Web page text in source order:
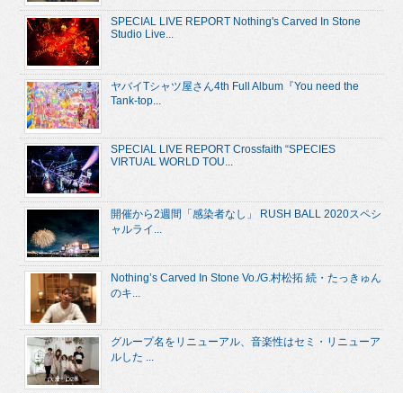
SPECIAL LIVE REPORT Nothing's Carved In Stone
Studio Live...
ヤバイTシャツ屋さん4th Full Album『You need the
Tank-top...
SPECIAL LIVE REPORT Crossfaith “SPECIES
VIRTUAL WORLD TOU...
開催から2週間「感染者なし」 RUSH BALL 2020スペシ
ャルライ...
Nothing’s Carved In Stone Vo./G.村松拓 続・たっきゅん
のキ...
グループ名をリニューアル、音楽性はセミ・リニューア
ルした ...